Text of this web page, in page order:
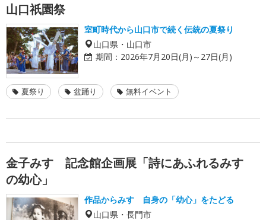
山口祇園祭
室町時代から山口市で続く伝統の夏祭り
山口県・山口市
期間： 2026年7月20日(月)～27日(月)
夏祭り 盆踊り 無料イベント
金子みすゞ記念館企画展「詩にあふれるみすゞ
の幼心」
作品からみすゞ自身の「幼心」をたどる
山口県・長門市